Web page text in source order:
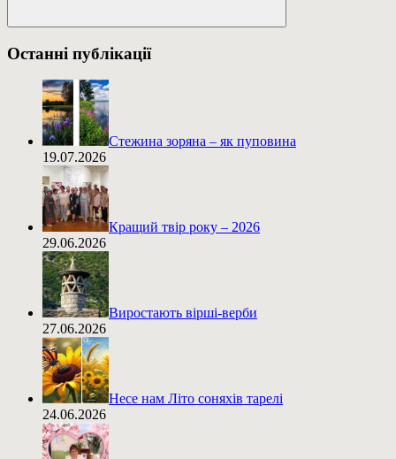
Пошук
Останні публікації
Стежина зоряна – як пуповина
19.07.2026
Кращий твір року – 2026
29.06.2026
Виростають вірші-верби
27.06.2026
Несе нам Літо соняхів тарелі
24.06.2026